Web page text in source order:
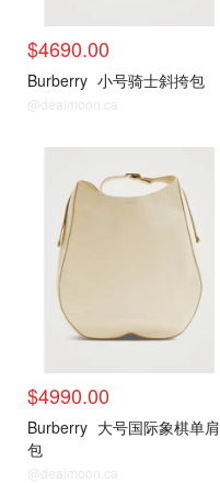
$4690.00
Burberry 小号骑士斜挎包
@dealmoon.ca
$4990.00
Burberry 大号国际象棋单肩
包
@dealmoon.ca